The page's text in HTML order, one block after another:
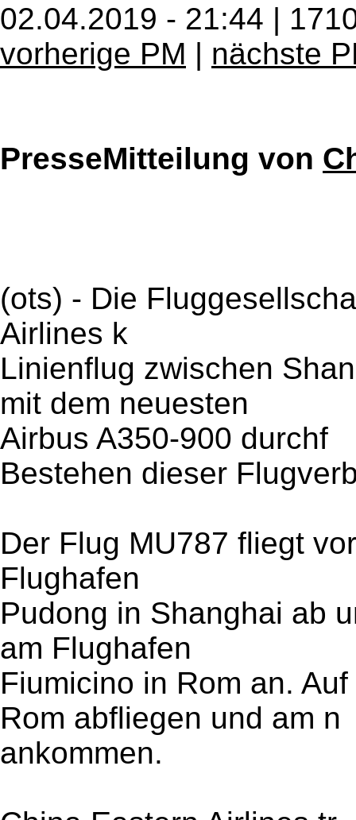
02.04.2019 - 21:44 |
vorherige PM | nächste
PresseMitteilung von
(ots) - Die
Airlines k
Linienflug zwischen
mit dem neuesten
Airbus A350-900 durchf
Bestehen dieser
Der Flug MU787 fliegt
Flughafen
Pudong in Shanghai ab
am Flughafen
Fiumicino in Rom an.
Rom abfliegen und am n
ankommen.